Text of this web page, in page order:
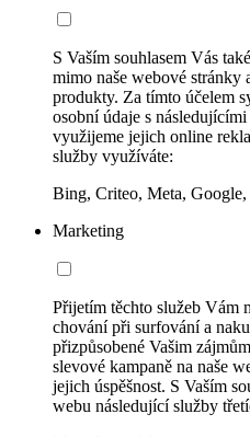
S Vaším souhlasem Vás
mimo naše webové stránky
produkty. Za tímto účelem
osobní údaje s
využijeme jejich online
služby využíváte:
Bing, Criteo, Meta,
Marketing
Přijetím těchto služeb Vám
chování při surfování a
přizpůsobené Vašim
slevové kampaně na naše
jejich úspěšnost. S Vaším
webu následující služby